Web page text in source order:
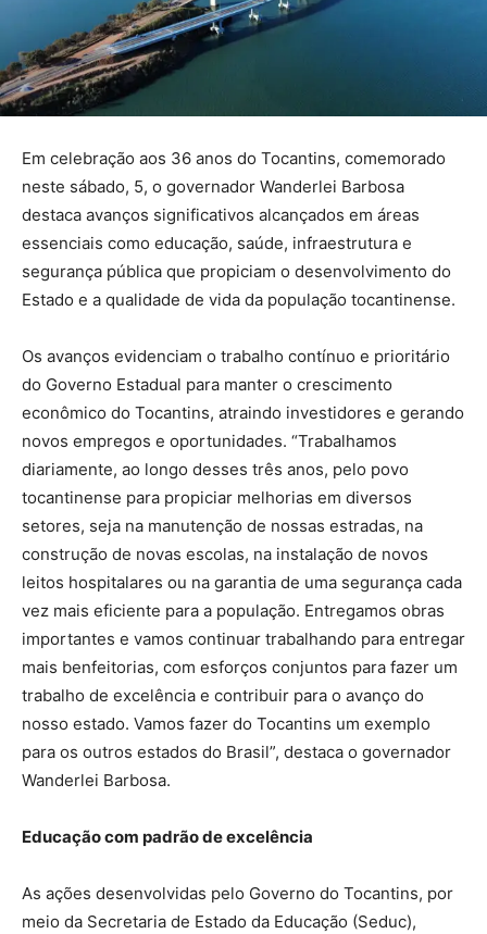
Em celebração aos 36 anos do Tocantins, comemorado
neste sábado, 5, o governador Wanderlei Barbosa
destaca avanços significativos alcançados em áreas
essenciais como educação, saúde, infraestrutura e
segurança pública que propiciam o desenvolvimento do
Estado e a qualidade de vida da população tocantinense.
Os avanços evidenciam o trabalho contínuo e prioritário
do Governo Estadual para manter o crescimento
econômico do Tocantins, atraindo investidores e gerando
novos empregos e oportunidades. “Trabalhamos
diariamente, ao longo desses três anos, pelo povo
tocantinense para propiciar melhorias em diversos
setores, seja na manutenção de nossas estradas, na
construção de novas escolas, na instalação de novos
leitos hospitalares ou na garantia de uma segurança cada
vez mais eficiente para a população. Entregamos obras
importantes e vamos continuar trabalhando para entregar
mais benfeitorias, com esforços conjuntos para fazer um
trabalho de excelência e contribuir para o avanço do
nosso estado. Vamos fazer do Tocantins um exemplo
para os outros estados do Brasil”, destaca o governador
Wanderlei Barbosa.
Educação com padrão de excelência
As ações desenvolvidas pelo Governo do Tocantins, por
meio da Secretaria de Estado da Educação (Seduc),